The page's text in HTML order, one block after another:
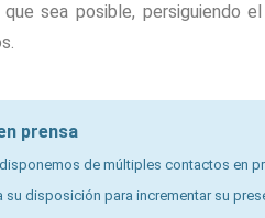
sea posible, persiguiendo
prensa
de múltiples contactos en
su disposición para incrementar su